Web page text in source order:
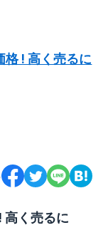
格 ! 高く売るに
高く売るに